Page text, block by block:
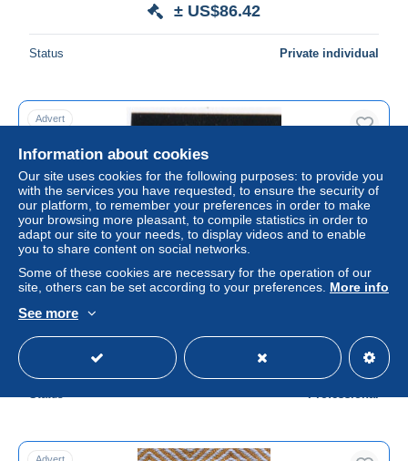
± US$86.42
Status Private individual
Advert
Free shipping
BLEU DE PRUSSE ,,, N°84 oblitéré ,,, signé 2 fois ,,
BRUN et ISAC ,, ni aminci , ni réparation ,, trés correct
± US$904.48
Information about cookies
Our site uses cookies for the following purposes: to provide you
with the services you have requested, to ensure the security of
our platform, to remember your preferences in order to make
your browsing more pleasant, to compile statistics in order to
adapt our site to your needs, to display videos and to enable
you to share content on social networks.
Some of these cookies are necessary for the operation of our
site, others can be set according to your preferences. More info
See more